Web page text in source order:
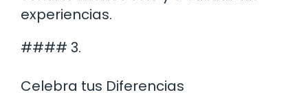
experiencias.
#### 3.
Celebra tus Diferencias